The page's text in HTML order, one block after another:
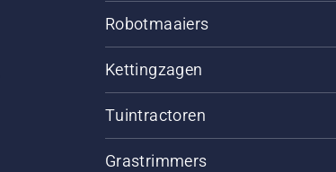
Robotmaaiers
Kettingzagen
Tuintractoren
Grastrimmers